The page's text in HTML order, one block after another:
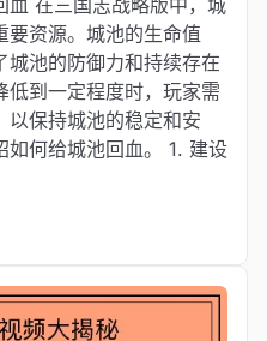
要资源。城池的生命值
城池的防御力和持续存在
低到一定程度时，玩家需
以保持城池的稳定和安
如何给城池回血。 1. 建设